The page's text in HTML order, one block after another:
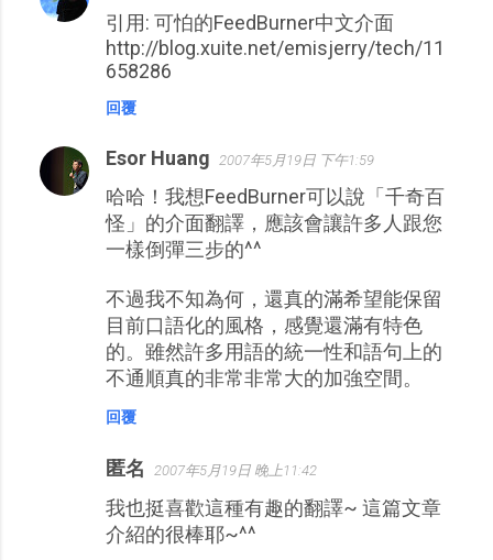
言
引用: 可怕的FeedBurner中文介面
http://blog.xuite.net/emisjerry/tech/11
658286
回覆
Esor Huang 2007年5月19日 下午1:59
哈哈！我想FeedBurner可以說「千奇百
怪」的介面翻譯，應該會讓許多人跟您
一樣倒彈三步的^^
不過我不知為何，還真的滿希望能保留
目前口語化的風格，感覺還滿有特色
的。雖然許多用語的統一性和語句上的
不通順真的非常非常大的加強空間。
回覆
匿名 2007年5月19日 晚上11:42
我也挺喜歡這種有趣的翻譯~ 這篇文章
介紹的很棒耶~^^